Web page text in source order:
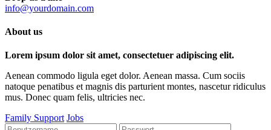
info@yourdomain.com
About us
Lorem ipsum dolor sit amet, consectetuer adipiscing elit.
Aenean commodo ligula eget dolor. Aenean massa. Cum sociis
natoque penatibus et magnis dis parturient montes, nascetur ridiculus
mus. Donec quam felis, ultricies nec.
Family Support Jobs